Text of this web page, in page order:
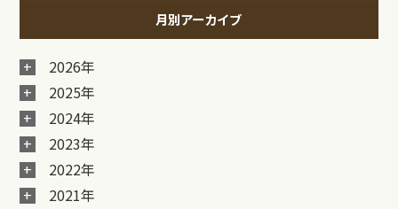
月別アーカイブ
2026年
2025年
2024年
2023年
2022年
2021年